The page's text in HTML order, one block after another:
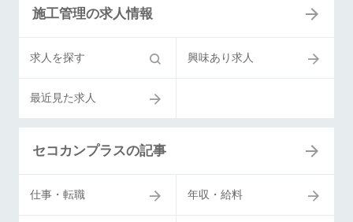
施工管理の求人情報
求人を探す 興味あり求人
最近見た求人
セコカンプラスの記事
仕事・転職 年収・給料